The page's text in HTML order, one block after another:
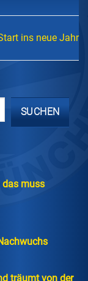
ins neue Jahr
SUCHEN
muss
träumt von der